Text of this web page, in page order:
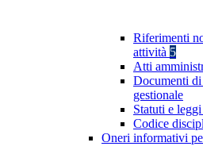
Riferimenti
attività 5
Atti
Documenti di
gestionale
Statuti e
Codice
Oneri informativi